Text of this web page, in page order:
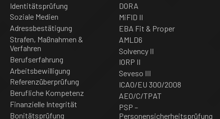
Identitätsprüfung
Soziale Medien
Adressbestätigung
Strafen, Maßnahmen &
Verfahren
Berufserfahrung
Arbeitsbewilligung
Referenzüberprüfung
Berufliche Kompetenz
Finanzielle Integrität
Bonitätsprüfung
DORA
MiFID II
EBA Fit & Proper
AMLD6
Solvency II
IORP II
Seveso III
ICAO/EU 300/2008
AEO/C/TPAT
PSP –
Personensicherheitsprüfung